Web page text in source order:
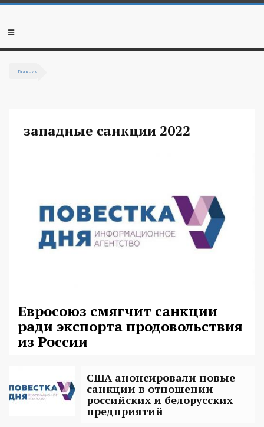
Перейти к основному содержанию
Мобильное
Главная
западные санкции 2022
Евросоюз смягчит санкции
ради экспорта продовольствия
из России
США анонсировали новые
санкции в отношении
российских и белорусских
предприятий